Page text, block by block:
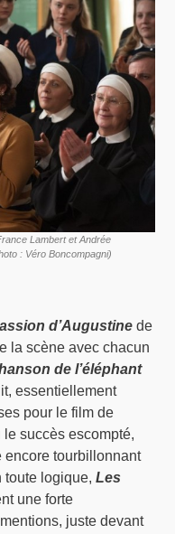
Lambert et Andrée
: Véro Boncompagni)
d’Augustine de
la scène avec chacun
de l’éléphant
essentiellement
pour le film de
le succès escompté,
encore tourbillonnant
toute logique,Les
une forte
juste devant